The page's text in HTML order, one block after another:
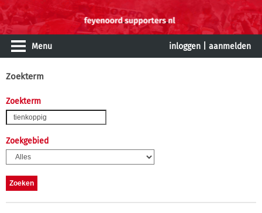
Menu inloggen aanmelden
Zoekterm
Zoekterm
Zoekgebied